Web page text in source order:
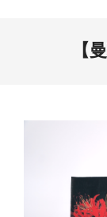
【